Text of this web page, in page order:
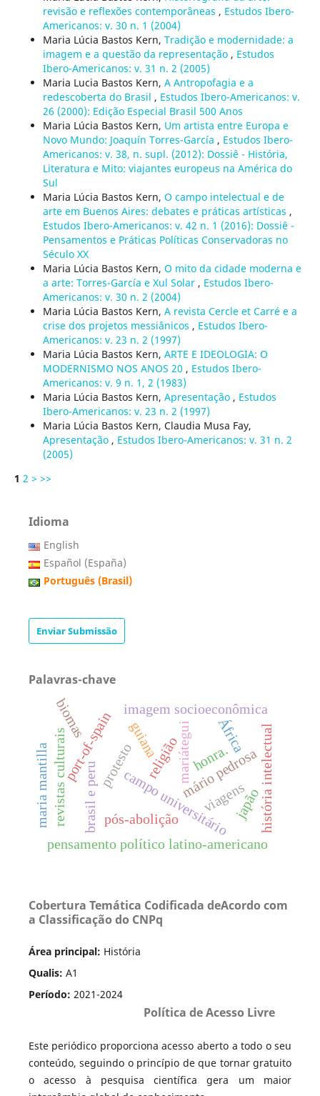
revisão e reflexões contemporâneas , Estudos Ibero-
Americanos: v. 30 n. 1 (2004)
Maria Lúcia Bastos Kern, Tradição e modernidade: a
imagem e a questão da representação , Estudos
Ibero-Americanos: v. 31 n. 2 (2005)
Maria Lucia Bastos Kern, A Antropofagia e a
redescoberta do Brasil , Estudos Ibero-Americanos: v.
26 (2000): Edição Especial Brasil 500 Anos
Maria Lúcia Bastos Kern, Um artista entre Europa e
Novo Mundo: Joaquín Torres-García , Estudos Ibero-
Americanos: v. 38, n. supl. (2012): Dossiê - História,
Literatura e Mito: viajantes europeus na América do
Sul
Maria Lúcia Bastos Kern, O campo intelectual e de
arte em Buenos Aires: debates e práticas artísticas ,
Estudos Ibero-Americanos: v. 42 n. 1 (2016): Dossiê -
Pensamentos e Práticas Políticas Conservadoras no
Século XX
Maria Lúcia Bastos Kern, O mito da cidade moderna e
a arte: Torres-García e Xul Solar , Estudos Ibero-
Americanos: v. 30 n. 2 (2004)
Maria Lúcia Bastos Kern, A revista Cercle et Carré e a
crise dos projetos messiânicos , Estudos Ibero-
Americanos: v. 23 n. 2 (1997)
Maria Lúcia Bastos Kern, ARTE E IDEOLOGIA: O
MODERNISMO NOS ANOS 20 , Estudos Ibero-
Americanos: v. 9 n. 1, 2 (1983)
Maria Lúcia Bastos Kern, Apresentação , Estudos
Ibero-Americanos: v. 23 n. 2 (1997)
Maria Lúcia Bastos Kern, Claudia Musa Fay,
Apresentação , Estudos Ibero-Americanos: v. 31 n. 2
(2005)
1 2 > >>
Idioma
English
Español (España)
Português (Brasil)
Enviar Submissão
Palavras-chave
protesto
campo universitário
pensamento político latino-americano
brasil e peru mário pedrosa
mariátegui
port-of-spain
pós-abolição
revistas culturais história intelectual
religião
imagem socioeconômica
viagensjapão
guiana honra.
biomas
maria mantilla
África
Cobertura Temática Codificada deAcordo com
a Classificação do CNPq
Área principal: História
Qualis: A1
Período: 2021-2024
Política de Acesso Livre
Este periódico proporciona acesso aberto a todo o seu
conteúdo, seguindo o princípio de que tornar gratuito
o acesso à pesquisa científica gera um maior